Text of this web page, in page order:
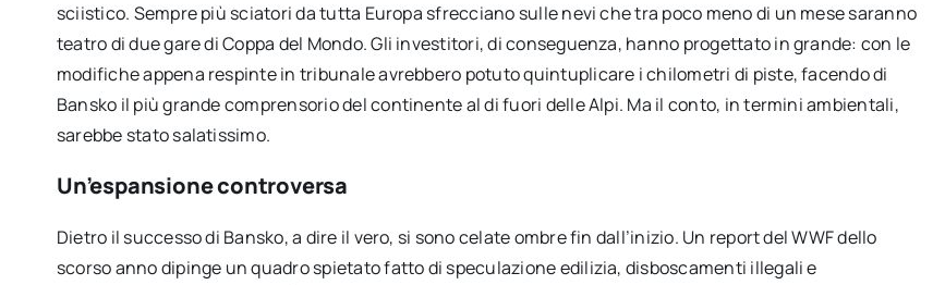
sciistico. Sempre più sciatori da tutta Europa sfrecciano sulle nevi che tra poco meno di un mese saranno
teatro di due gare di Coppa del Mondo. Gli investitori, di conseguenza, hanno progettato in grande: con le
modifiche appena respinte in tribunale avrebbero potuto quintuplicare i chilometri di piste, facendo di
Bansko il più grande comprensorio del continente al di fuori delle Alpi. Ma il conto, in termini ambientali,
sarebbe stato salatissimo.
Un’espansione controversa
Dietro il successo di Bansko, a dire il vero, si sono celate ombre fin dall’inizio. Un report del WWF dello
scorso anno dipinge un quadro spietato fatto di speculazione edilizia, disboscamenti illegali e